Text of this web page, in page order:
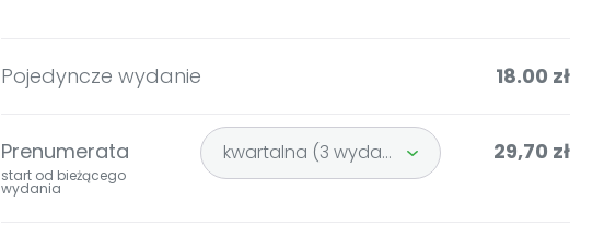
Pojedyncze wydanie 18.00 zł
Prenumerata
start od bieżącego
wydania
kwartalna (3 wydania) 29,70 zł